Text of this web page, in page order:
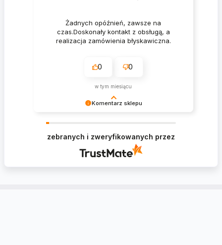
Komentarz sklepu
Żadnych opóźnień, zawsze na
czas.Doskonały kontakt z obsługą, a
realizacja zamówienia błyskawiczna.
0 0
w tym miesiącu
zebranych i zweryfikowanych przez